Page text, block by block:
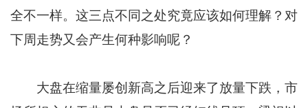
全不一样。这三点不同之处究竟应该如何理解？对
下周走势又会产生何种影响呢？
大盘在缩量屡创新高之后迎来了放量下跌，市